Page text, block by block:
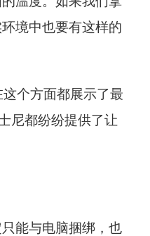
境中也要有这样的
个方面都展示了最
尼都纷纷提供了让
能与电脑捆绑，也